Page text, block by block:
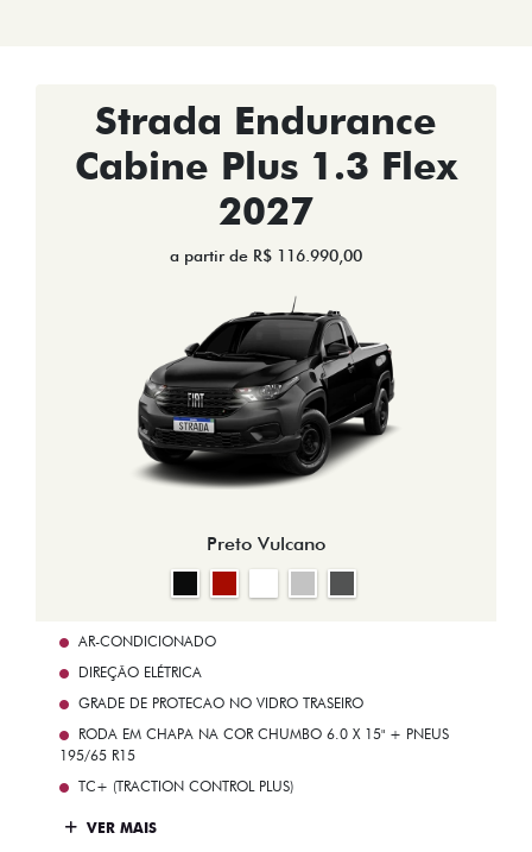
Strada Endurance
Cabine Plus 1.3 Flex
2027
a partir de R$ 116.990,00
Preto Vulcano
AR-CONDICIONADO
DIREÇÃO ELÉTRICA
GRADE DE PROTECAO NO VIDRO TRASEIRO
RODA EM CHAPA NA COR CHUMBO 6.0 X 15" + PNEUS
195/65 R15
TC+ (TRACTION CONTROL PLUS)
VER MAIS